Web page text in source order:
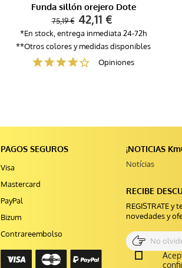
Funda sillón orejero Dote
75,19 € 42,11 €
*En stock, entrega inmediata 24-72h
**Otros colores y medidas disponibles
Opiniones
PAGOS SEGUROS
Visa
Mastercard
PayPal
Bizum
Contrareembolso
¡NOTICIAS
Notícias
RECIBE
REGISTRATE
novedades y